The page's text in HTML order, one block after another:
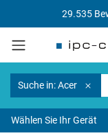
29.535
Suche in: Acer
Wählen Sie Ihr Gerät